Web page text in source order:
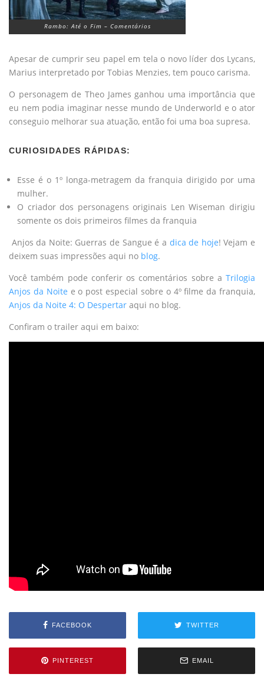
Rambo: Até o Fim – Comentários
Apesar de cumprir seu papel em tela o novo líder dos Lycans,
Marius interpretado por Tobias Menzies, tem pouco carisma.
O personagem de Theo James ganhou uma importância que
eu nem podia imaginar nesse mundo de Underworld e o ator
conseguio melhorar sua atuação, então foi uma boa supresa.
CURIOSIDADES RÁPIDAS:
Esse é o 1º longa-metragem da franquia dirigido por uma
mulher.
O criador dos personagens originais Len Wiseman dirigiu
somente os dois primeiros filmes da franquia
Anjos da Noite: Guerras de Sangue é a dica de hoje! Vejam e
deixem suas impressões aqui no blog.
Você também pode conferir os comentários sobre a Trilogia
Anjos da Noite e o post especial sobre o 4º filme da franquia,
Anjos da Noite 4: O Despertar aqui no blog.
Confiram o trailer aqui em baixo:
FACEBOOK TWITTER
PINTEREST EMAIL